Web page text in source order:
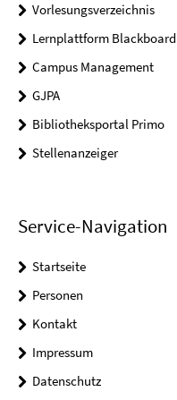
Vorlesungsverzeichnis
Lernplattform Blackboard
Campus Management
GJPA
Bibliotheksportal Primo
Stellenanzeiger
Service-Navigation
Startseite
Personen
Kontakt
Impressum
Datenschutz